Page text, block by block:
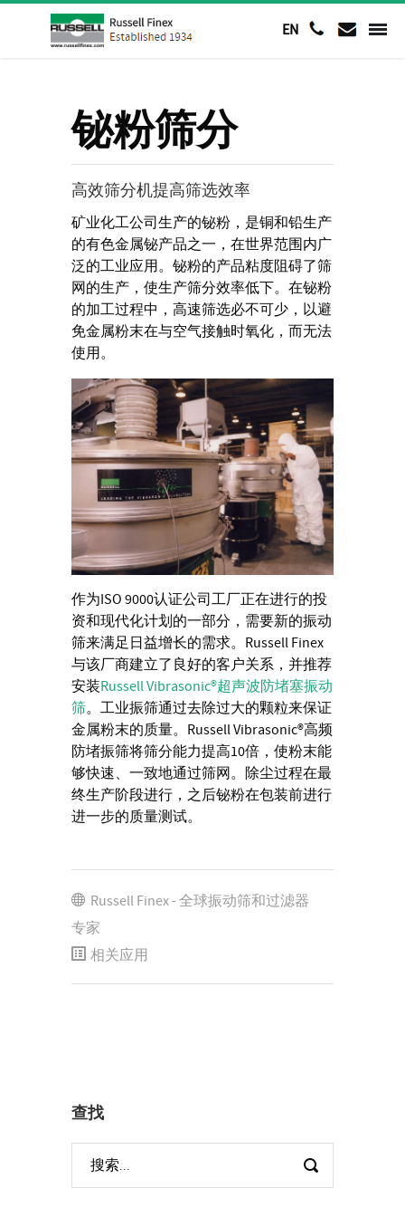
EN
铋粉筛分
高效筛分机提高筛选效率
矿业化工公司生产的铋粉，是铜和铅生产
的有色金属铋产品之一，在世界范围内广
泛的工业应用。铋粉的产品粘度阻碍了筛
网的生产，使生产筛分效率低下。在铋粉
的加工过程中，高速筛选必不可少，以避
免金属粉末在与空气接触时氧化，而无法
使用。
作为ISO 9000认证公司工厂正在进行的投
资和现代化计划的一部分，需要新的振动
筛来满足日益增长的需求。Russell Finex
与该厂商建立了良好的客户关系，并推荐
安装Russell Vibrasonic®超声波防堵塞振动
筛。工业振筛通过去除过大的颗粒来保证
金属粉末的质量。Russell Vibrasonic®高频
防堵振筛将筛分能力提高10倍，使粉末能
够快速、一致地通过筛网。除尘过程在最
终生产阶段进行，之后铋粉在包装前进行
进一步的质量测试。
Russell Finex - 全球振动筛和过滤器
专家
相关应用
查找